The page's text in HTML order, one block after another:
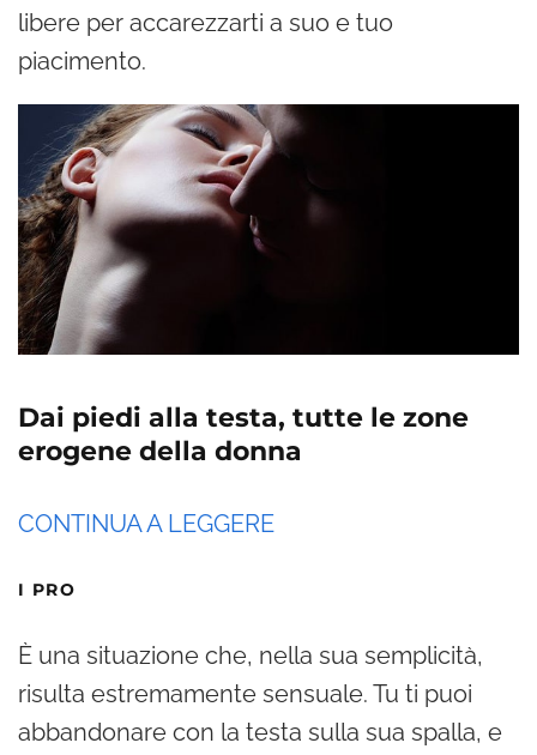
libere per accarezzarti a suo e tuo
piacimento.
Dai piedi alla testa, tutte le zone
erogene della donna
CONTINUA A LEGGERE
I PRO
È una situazione che, nella sua semplicità,
risulta estremamente sensuale. Tu ti puoi
abbandonare con la testa sulla sua spalla, e